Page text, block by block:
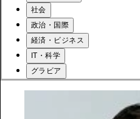
社会
政治・国際
経済・ビジネス
IT・科学
グラビア